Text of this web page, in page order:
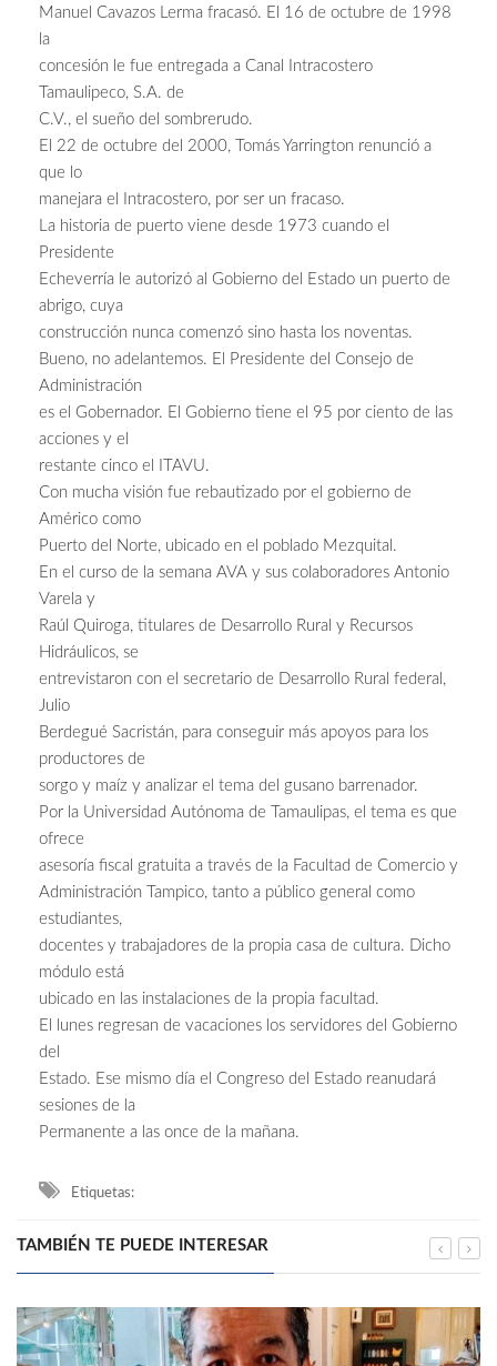
Manuel Cavazos Lerma fracasó. El 16 de octubre de 1998
la
concesión le fue entregada a Canal Intracostero
Tamaulipeco, S.A. de
C.V., el sueño del sombrerudo.
El 22 de octubre del 2000, Tomás Yarrington renunció a
que lo
manejara el Intracostero, por ser un fracaso.
La historia de puerto viene desde 1973 cuando el
Presidente
Echeverría le autorizó al Gobierno del Estado un puerto de
abrigo, cuya
construcción nunca comenzó sino hasta los noventas.
Bueno, no adelantemos. El Presidente del Consejo de
Administración
es el Gobernador. El Gobierno tiene el 95 por ciento de las
acciones y el
restante cinco el ITAVU.
Con mucha visión fue rebautizado por el gobierno de
Américo como
Puerto del Norte, ubicado en el poblado Mezquital.
En el curso de la semana AVA y sus colaboradores Antonio
Varela y
Raúl Quiroga, titulares de Desarrollo Rural y Recursos
Hidráulicos, se
entrevistaron con el secretario de Desarrollo Rural federal,
Julio
Berdegué Sacristán, para conseguir más apoyos para los
productores de
sorgo y maíz y analizar el tema del gusano barrenador.
Por la Universidad Autónoma de Tamaulipas, el tema es que
ofrece
asesoría fiscal gratuita a través de la Facultad de Comercio y
Administración Tampico, tanto a público general como
estudiantes,
docentes y trabajadores de la propia casa de cultura. Dicho
módulo está
ubicado en las instalaciones de la propia facultad.
El lunes regresan de vacaciones los servidores del Gobierno
del
Estado. Ese mismo día el Congreso del Estado reanudará
sesiones de la
Permanente a las once de la mañana.
Etiquetas:
TAMBIÉN TE PUEDE INTERESAR